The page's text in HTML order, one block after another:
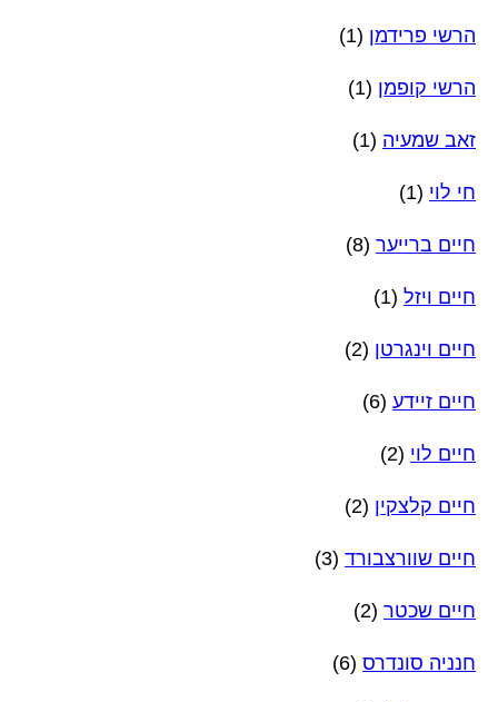
הרשי פרידמן (1)
הרשי קופמן (1)
זאב שמעיה (1)
חי לוי (1)
חיים ברייער (8)
חיים ויזל (1)
חיים וינגרטן (2)
חיים זיידע (6)
חיים לוי (2)
חיים קלצקין (2)
חיים שוורצבורד (3)
חיים שכטר (2)
חנניה סונדרס (6)